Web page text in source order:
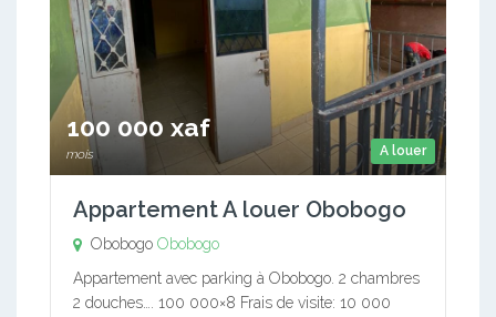
A louer
100 000 xaf
mois
Appartement A louer Obobogo
Obobogo Obobogo
Appartement avec parking à Obobogo. 2 chambres
2 douches…. 100 000×8 Frais de visite: 10 000